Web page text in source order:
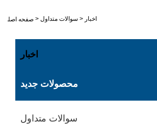
صفحه اصلی > اخبار > سوالات متداول
اخبار
محصولات جدید
سوالات متداول